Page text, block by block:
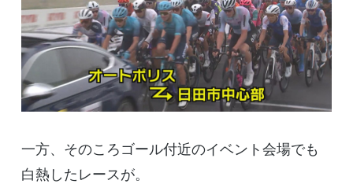
一方、そのころゴール付近のイベント会場でも
白熱したレースが。